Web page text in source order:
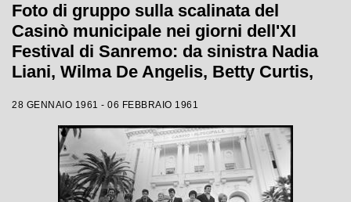
Foto di gruppo sulla scalinata del
Casinò municipale nei giorni dell'XI
Festival di Sanremo: da sinistra Nadia
Liani, Wilma De Angelis, Betty Curtis,
Mazzetti
28 GENNAIO 1961 - 06 FEBBRAIO 1961